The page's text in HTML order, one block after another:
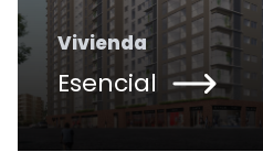
Vivienda
Esencial